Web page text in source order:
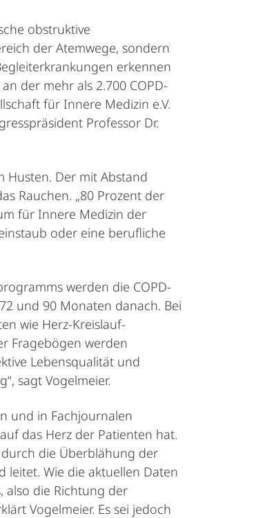
obstruktive
der Atemwege, sondern
erkennen
der mehr als 2.700 COPD-
für Innere Medizin e.V.
Professor Dr.
Husten. Der mit Abstand
Rauchen. „80 Prozent der
für Innere Medizin der
oder eine berufliche
werden die COPD-
und 90 Monaten danach. Bei
wie Herz-Kreislauf-
Fragebögen werden
Lebensqualität und
sagt Vogelmeier.
und in Fachjournalen
das Herz der Patienten hat.
durch die Überblähung der
leitet. Wie die aktuellen Daten
also die Richtung der
Vogelmeier. Es sei jedoch